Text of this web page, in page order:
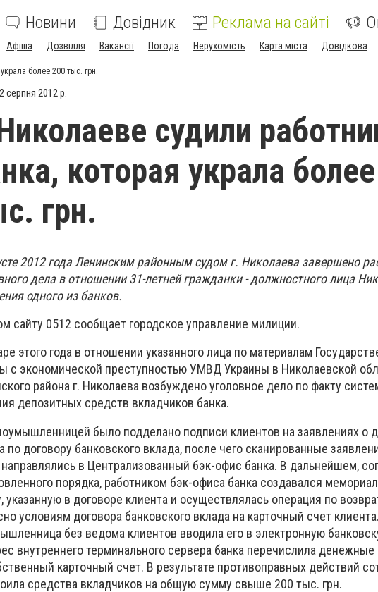
Новини Довідник Реклама на сайті
Афіша Дозвілля Вакансії Погода Нерухомість Карта міста Довідкова
более 200 тыс. грн.
серпня 2012 р.
судили
которая украла
грн.
2012 года Ленинским районным судом г. Николаева завершено
дела в отношении 31-летней гражданки - должностного лица
одного из банков.
сайту 0512 сообщает городское управление милиции.
этого года в отношении указанного лица по материалам
с экономической преступностью УМВД Украины в Николаевской
района г. Николаева возбуждено уголовное дело по факту
депозитных средств вкладчиков банка.
было подделано подписи клиентов на заявлениях о
по договору банковского вклада, после чего сканированные
в Централизованный бэк-офис банка. В дальнейшем,
порядка, работником бэк-офиса банка создавался
указанную в договоре клиента и осуществлялась операция по
условиям договора банковского вклада на карточный счет
без ведома клиентов вводила его в электронную
внутреннего терминального сервера банка перечислила
карточный счет. В результате противоправных действий
средства вкладчиков на общую сумму свыше 200 тыс. грн.